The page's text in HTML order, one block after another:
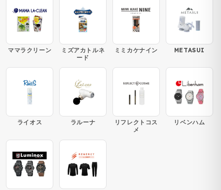
ママラクリーン
ミズアカトルネ
ード
ミミカケナイン METASUI
ライオス ラルーナ
リフレクトコス
メ
リベンハム